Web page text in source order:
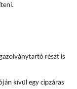
részt is
kívül egy cipzáras